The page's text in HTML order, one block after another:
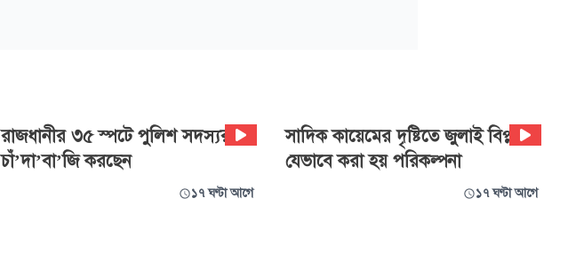
রাজধানীর ৩৫ স্পটে পুলিশ সদস্যরাই
চাঁ’দা’বা’জি করছেন
১৭ ঘণ্টা আগে
সাদিক কায়েমের দৃষ্টিতে জুলাই বিপ্লব:
যেভাবে করা হয় পরিকল্পনা
১৭ ঘণ্টা আগে